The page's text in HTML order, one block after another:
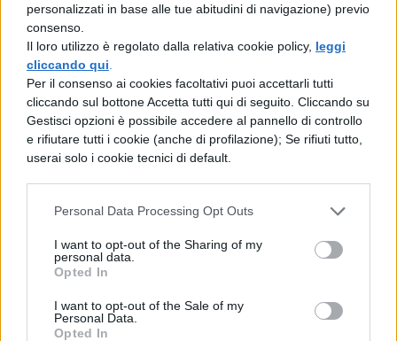
personalizzati in base alle tue abitudini di navigazione) previo
consenso.
Il loro utilizzo è regolato dalla relativa cookie policy, leggi
cliccando qui
Per il consenso ai cookies facoltativi puoi accettarli tutti
cliccando sul bottone Accetta tutti qui di seguito. Cliccando su
Gestisci opzioni è possibile accedere al pannello di controllo
e rifiutare tutti i cookie (anche di profilazione); Se rifiuti tutto,
userai solo i cookie tecnici di default.
Personal Data Processing Opt Outs
I want to opt-out of the Sharing of my
personal data.
Opted In
I want to opt-out of the Sale of my
Personal Data.
Opted In
Fermo – Neja
Firenze – Mr. Rain, Giovanni Caccamo
e i Bowland
Foggia – Francesca Michielin
Iglesias – Le vibrazioni
La Maddalena – Nomadi
Lamezia Terme – Sandy Marton